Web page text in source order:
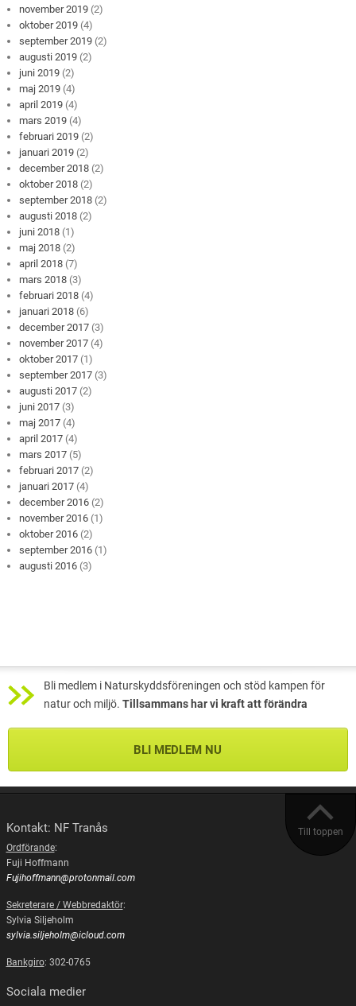
november 2019 (2)
oktober 2019 (4)
september 2019 (2)
augusti 2019 (2)
juni 2019 (2)
maj 2019 (4)
april 2019 (4)
mars 2019 (4)
februari 2019 (2)
januari 2019 (2)
december 2018 (2)
oktober 2018 (2)
september 2018 (2)
augusti 2018 (2)
juni 2018 (1)
maj 2018 (2)
april 2018 (7)
mars 2018 (3)
februari 2018 (4)
januari 2018 (6)
december 2017 (3)
november 2017 (4)
oktober 2017 (1)
september 2017 (3)
augusti 2017 (2)
juni 2017 (3)
maj 2017 (4)
april 2017 (4)
mars 2017 (5)
februari 2017 (2)
januari 2017 (4)
december 2016 (2)
november 2016 (1)
oktober 2016 (2)
september 2016 (1)
augusti 2016 (3)
Bli medlem i Naturskyddsföreningen och stöd kampen för
natur och miljö. Tillsammans har vi kraft att förändra
BLI MEDLEM NU
Till toppen
Kontakt: NF Tranås
Ordförande:
Fuji Hoffmann
Fujihoffmann@protonmail.com
Sekreterare / Webbredaktör:
Sylvia Siljeholm
sylvia.siljeholm@icloud.com
Bankgiro: 302-0765
Sociala medier